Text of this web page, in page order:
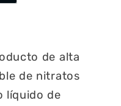
de alta
de nitratos
líquido de